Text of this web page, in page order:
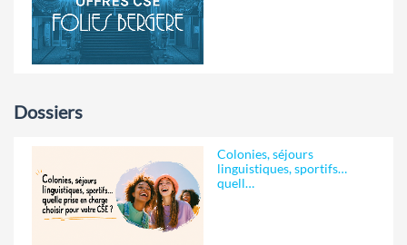
Dossiers
Colonies, séjours
linguistiques, sportifs…
quell…